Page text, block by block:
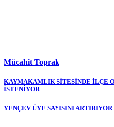
Mücahit Toprak
Yazı
gezinmesi
KAYMAKAMLIK SİTESİNDE İLÇE
İSTENİYOR
YENÇEV ÜYE SAYISINI ARTIRIYOR